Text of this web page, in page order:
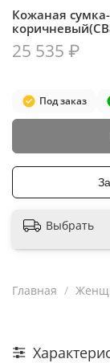
Кожаная
Под заказ
25 535 ₽
Выбрать
Главная